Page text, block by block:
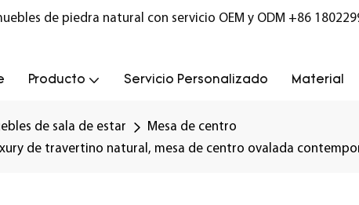
de piedra natural con servicio OEM y ODM +86
Producto Servicio Personalizado Material
de sala de estar
Mesa de centro
de travertino natural, mesa de centro ovalada